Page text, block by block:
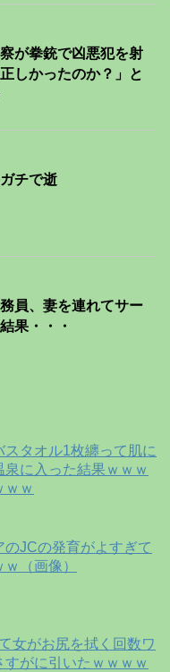
が拳銃で凶悪犯を射
しかったのか？」と
チで逝
員、妻を連れてサー
果・・・
スタオル1枚纏って肌に
に入った結果ｗｗｗ
ｗｗ
のJCの発育がよすぎて
（画像）
女がお尻を拭く回数ワ
すがに引いたｗｗｗｗ